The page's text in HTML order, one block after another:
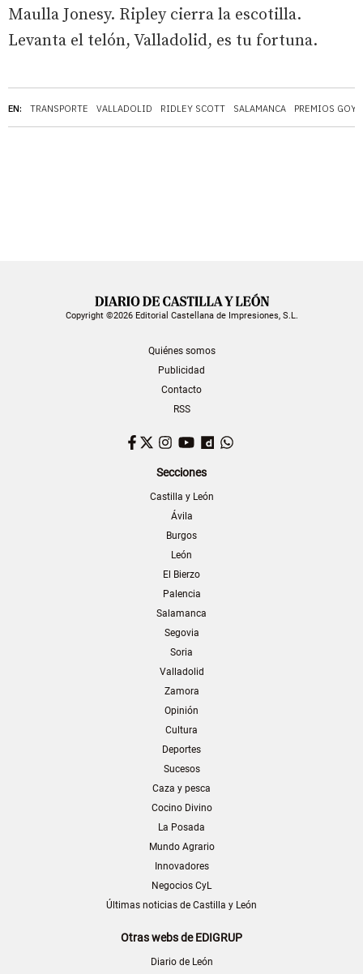
EN: TRANSPORTE VALLADOLID RIDLEY SCOTT SALAMANCA PREMIOS GOYA
Maulla Jonesy. Ripley cierra la escotilla.
Levanta el telón, Valladolid, es tu fortuna.
Copyright ©2026 Editorial Castellana de Impresiones, S.L.
Quiénes somos
Publicidad
Contacto
RSS
Facebook
TwitterInstagram
YouTubeDailymotion
Secciones
Castilla y León
Ávila
Burgos
León
El Bierzo
Palencia
Salamanca
Segovia
Soria
Valladolid
Zamora
Opinión
Cultura
Deportes
Sucesos
Caza y pesca
Cocino Divino
La Posada
Mundo Agrario
Innovadores
Negocios CyL
Últimas noticias de Castilla y León
Otras webs de EDIGRUP
Diario de León